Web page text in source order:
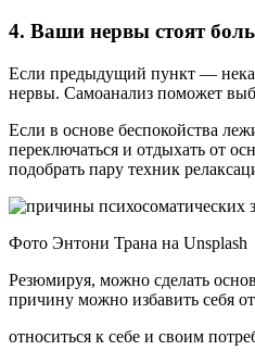
4. Ваши нервы стоят
Если предыдущий пункт — некая
нервы. Самоанализ поможет
Если в основе беспокойства
переключаться и отдыхать от
подобрать пару техник
Фото Энтони Трана на Unsplash
Резюмируя, можно сделать
причину можно избавить себя
относиться к себе и своим